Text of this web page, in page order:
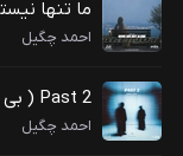
ما تنها
احمد چگیل
Past 2 ( بی کلام )
احمد چگیل